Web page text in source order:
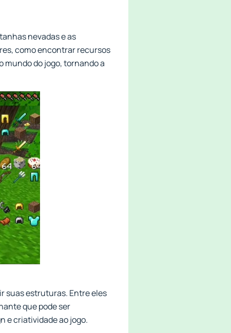
nevadas e as
como encontrar recursos
mundo do jogo, tornando a
suas estruturas. Entre eles
que pode ser
e criatividade ao jogo.